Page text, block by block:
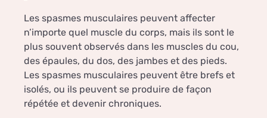
Les spasmes musculaires peuvent affecter
n’importe quel muscle du corps, mais ils sont le
plus souvent observés dans les muscles du cou,
des épaules, du dos, des jambes et des pieds.
Les spasmes musculaires peuvent être brefs et
isolés, ou ils peuvent se produire de façon
répétée et devenir chroniques.